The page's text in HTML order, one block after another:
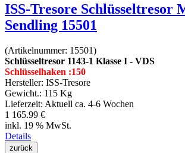
ISS-Tresore Schlüsseltresor
Sendling 15501
(Artikelnummer: 15501)
Schlüsseltresor 1143-1 Klasse I - VDS
Schlüsselhaken :150
Hersteller: ISS-Tresore
Gewicht.: 115 Kg
Lieferzeit: Aktuell ca. 4-6 Wochen
1 165.99 €
inkl. 19 % MwSt.
Details